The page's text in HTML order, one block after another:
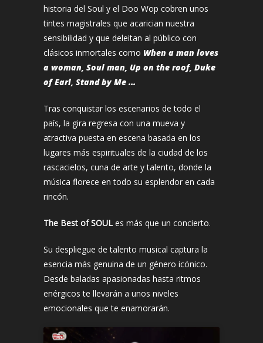
historia del Soul y el Doo Wop cobren unos
tintes magistrales que acarician nuestra
sensibilidad y que deleitan al público con
clásicos inmortales como When a man loves
a woman, Soul man, Up on the roof, Duke
of Earl, Stand by Me …
Tras conquistar los escenarios de todo el
país, la gira regresa con una mueva y
atractiva puesta en escena basada en los
lugares más espirituales de la ciudad de los
rascacielos, cuna de arte y talento, donde la
música florece en todo su esplendor en cada
rincón.
The Best of SOUL es más que un concierto.
Su despliegue de talento musical captura la
esencia más genuina de un género icónico.
Desde baladas apasionadas hasta ritmos
enérgicos te llevarán a unos niveles
emocionales que te enamorarán.